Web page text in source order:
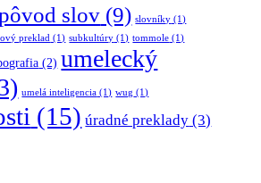
slov (9) slovníky (1)
preklad (1) subkultúry (1) tommole (1)
(2) umelecký
umelá inteligencia (1) wug (1)
(15) úradné preklady (3)